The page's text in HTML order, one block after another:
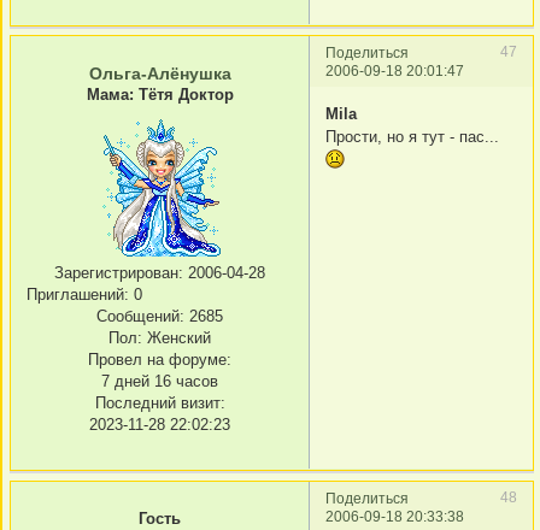
Поделиться
47
2006-09-18 20:01:47
Ольга-Алёнушка
Мама: Тётя Доктор
Зарегистрирован: 2006-04-28
Приглашений: 0
Сообщений: 2685
Пол: Женский
Провел на форуме:
7 дней 16 часов
Последний визит:
2023-11-28 22:02:23
Mila
Прости, но я тут - пас...
Поделиться
48
2006-09-18 20:33:38
Гость